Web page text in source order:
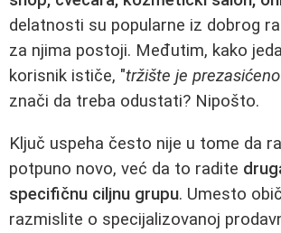
delatnosti su popularne iz dobrog
za njima postoji. Međutim, kako
korisnik ističe, "tržište je
znači da treba odustati? Nipošto.
Ključ uspeha često nije u tome da
potpuno novo, već da to radite
specifičnu ciljnu grupu. Umesto
razmislite o specijalizovanoj